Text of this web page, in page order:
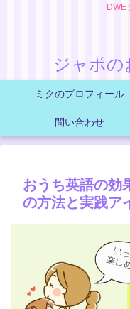
DWE
ジャポの
ミクのプロフィール
問い合わせ
おうち英語の効
の方法と実践ア